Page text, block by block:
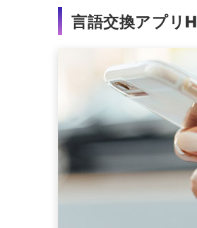
言語交換アプ